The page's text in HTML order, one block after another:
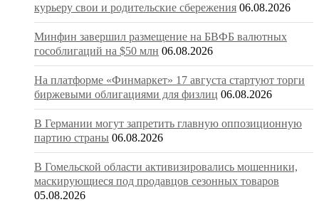
курьеру свои и родительские сбережения 06.08.2026
Минфин завершил размещение на БВФБ валютных
гособлигаций на $50 млн 06.08.2026
На платформе «Финмаркет» 17 августа стартуют торги
биржевыми облигациями для физлиц 06.08.2026
В Германии могут запретить главную оппозиционную
партию страны 06.08.2026
В Гомельской области активизировались мошенники,
маскирующиеся под продавцов сезонных товаров
05.08.2026